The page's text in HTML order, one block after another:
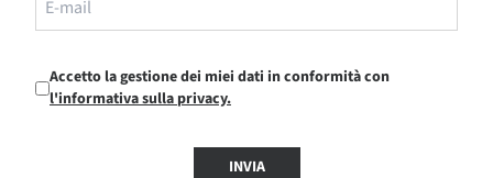
Accetto la gestione dei miei dati in conformità con
l'informativa sulla privacy.
INVIA